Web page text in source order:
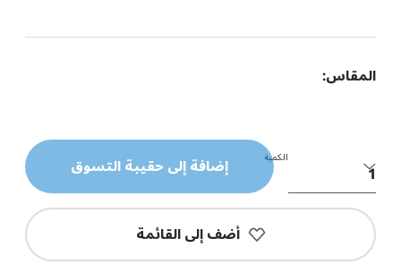
المقاس:
الكمية إضافة إلى حقيبة التسوق
أضف إلى القائمة